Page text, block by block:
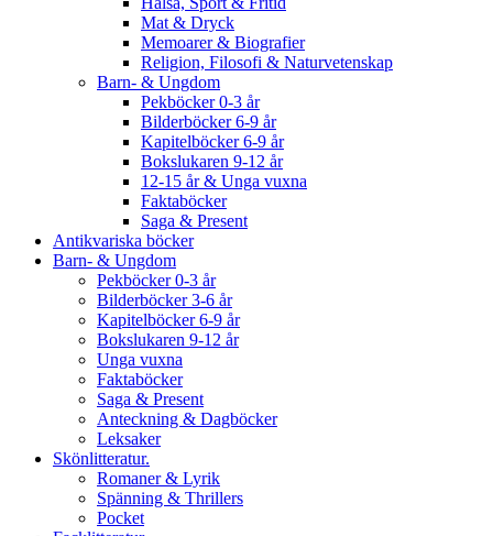
Mat & Dryck
Memoarer & Biografier
Religion, Filosofi & Naturvetenskap
Barn- & Ungdom
Pekböcker 0-3 år
Bilderböcker 6-9 år
Kapitelböcker 6-9 år
Bokslukaren 9-12 år
12-15 år & Unga vuxna
Faktaböcker
Saga & Present
Antikvariska böcker
Barn- & Ungdom
Pekböcker 0-3 år
Bilderböcker 3-6 år
Kapitelböcker 6-9 år
Bokslukaren 9-12 år
Unga vuxna
Faktaböcker
Saga & Present
Anteckning & Dagböcker
Leksaker
Skönlitteratur.
Romaner & Lyrik
Spänning & Thrillers
Pocket